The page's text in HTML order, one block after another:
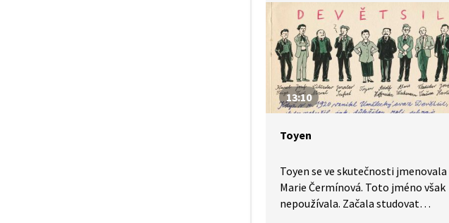
13:10
Toyen
Toyen se ve skutečnosti jmenovala
Marie Čermínová. Toto jméno však
nepoužívala. Začala studovat